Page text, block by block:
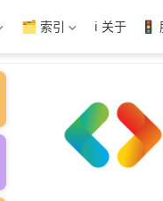
🗂️ 索引 ℹ️ 关于 🚦